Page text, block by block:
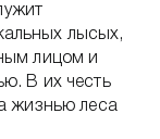
лысых,
лицом и
В их честь
жизнью леса